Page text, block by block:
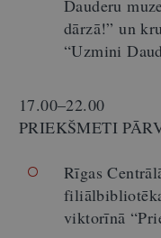
Dauderu
dārzā!” un
“Uzmini
17.00–22.00
PRIEKŠMETI
Rīgas
viktorīnā